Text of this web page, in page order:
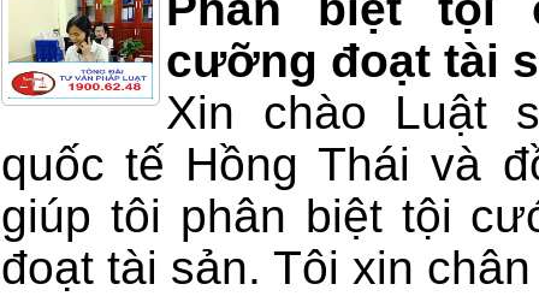
cưỡng đoạt tài
Xin chào Luật
quốc tế Hồng Thái và
giúp tôi phân biệt tội
đoạt tài sản. Tôi xin